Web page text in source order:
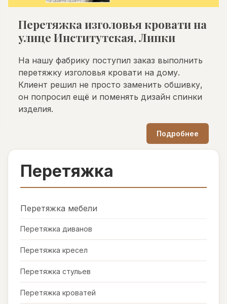
Перетяжка изголовья кровати на
улице Институтская, Липки
На нашу фабрику поступил заказ выполнить
перетяжку изголовья кровати на дому.
Клиент решил не просто заменить обшивку,
он попросил ещё и поменять дизайн спинки
изделия.
Подробнее
Перетяжка
Перетяжка мебели
Перетяжка диванов
Перетяжка кресел
Перетяжка стульев
Перетяжка кроватей